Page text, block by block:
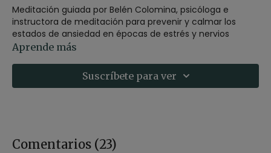
Meditación guiada por Belén Colomina, psicóloga e
instructora de meditación para prevenir y calmar los
estados de ansiedad en épocas de estrés y nervios
causados por los exámenes.
Puedes realizar esta meditación, sentado sobre un zafú o
un bloque, en una silla o tumbado con las rodillas
Aprende más
Suscríbete para ver
Comentarios (23)